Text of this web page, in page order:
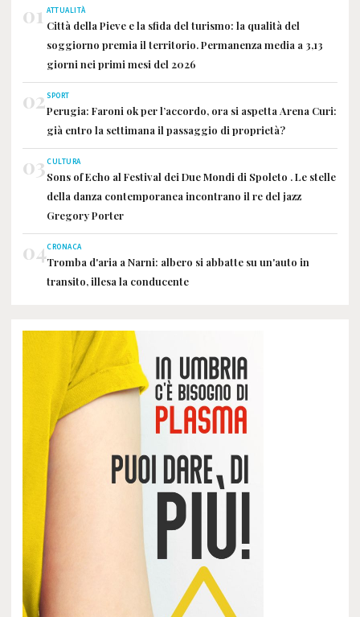
01 ATTUALITÀ
Città della Pieve e la sfida del turismo: la qualità del
soggiorno premia il territorio. Permanenza media a 3,13
giorni nei primi mesi del 2026
02SPORT
Perugia: Faroni ok per l’accordo, ora si aspetta Arena Curi:
già entro la settimana il passaggio di proprietà?
03CULTURA
Sons of Echo al Festival dei Due Mondi di Spoleto . Le stelle
della danza contemporanea incontrano il re del jazz
Gregory Porter
04CRONACA
Tromba d'aria a Narni: albero si abbatte su un'auto in
transito, illesa la conducente